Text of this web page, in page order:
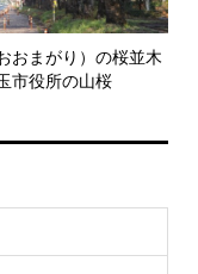
おまがり）の桜並木
市役所の山桜